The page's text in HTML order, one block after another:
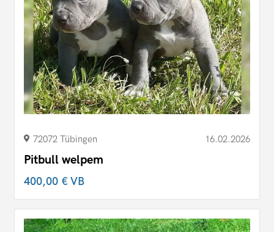
72072 Tübingen 16.02.2026
Pitbull welpem
400,00 €VB